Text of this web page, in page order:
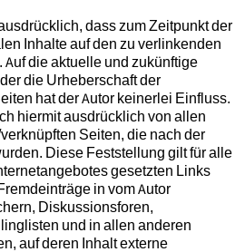
dass zum Zeitpunkt der
Inhalte auf den zu verlinkenden
die aktuelle und zukünftige
die Urheberschaft der
hat der Autor keinerlei Einfluss.
hiermit ausdrücklich von allen
Seiten, die nach der
Diese Feststellung gilt für alle
gesetzten Links
in vom Autor
Diskussionsforen,
und in allen anderen
auf deren Inhalt externe